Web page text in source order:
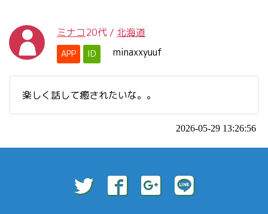
ミナコ20代 / 北海道
APP ID minaxxyuuf
楽しく話して癒されたいな。。
2026-05-29 13:26:56